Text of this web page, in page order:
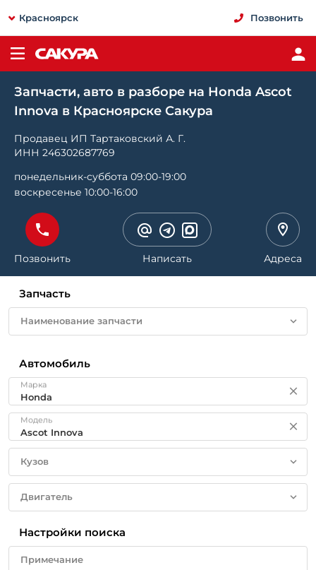
Красноярск Позвонить
Запчасти, авто в разборе на Honda Ascot
Innova в Красноярске Сакура
Продавец ИП Тартаковский А. Г.
ИНН 246302687769
понедельник-суббота 09:00-19:00
воскресенье 10:00-16:00
Позвонить Написать Адреса
Запчасть
Наименование запчасти
Автомобиль
Марка
Модель
Кузов
Двигатель
Настройки поиска
Примечание